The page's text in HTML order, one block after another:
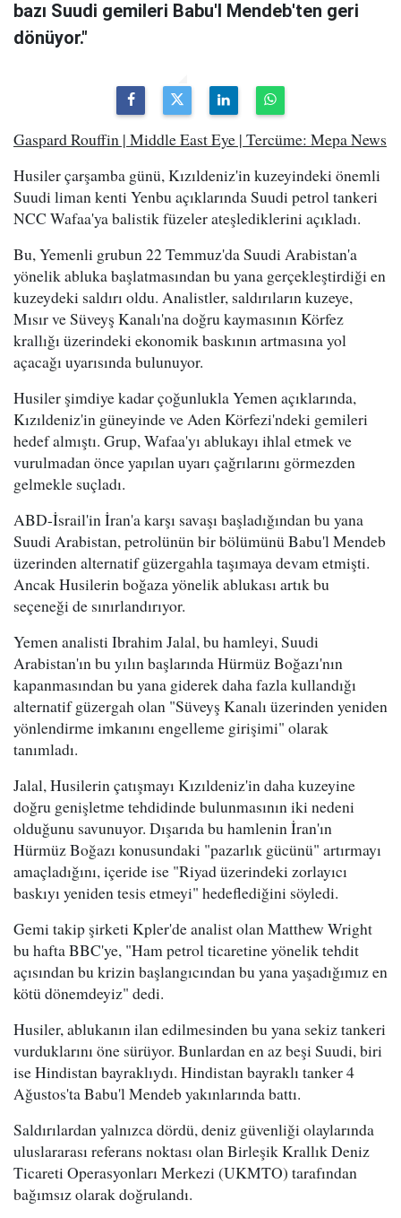
bazı Suudi gemileri Babu'l Mendeb'ten geri
dönüyor."
Gaspard Rouffin | Middle East Eye | Tercüme: Mepa News
Husiler çarşamba günü, Kızıldeniz'in kuzeyindeki önemli
Suudi liman kenti Yenbu açıklarında Suudi petrol tankeri
NCC Wafaa'ya balistik füzeler ateşlediklerini açıkladı.
Bu, Yemenli grubun 22 Temmuz'da Suudi Arabistan'a
yönelik abluka başlatmasından bu yana gerçekleştirdiği en
kuzeydeki saldırı oldu. Analistler, saldırıların kuzeye,
Mısır ve Süveyş Kanalı'na doğru kaymasının Körfez
krallığı üzerindeki ekonomik baskının artmasına yol
açacağı uyarısında bulunuyor.
Husiler şimdiye kadar çoğunlukla Yemen açıklarında,
Kızıldeniz'in güneyinde ve Aden Körfezi'ndeki gemileri
hedef almıştı. Grup, Wafaa'yı ablukayı ihlal etmek ve
vurulmadan önce yapılan uyarı çağrılarını görmezden
gelmekle suçladı.
ABD-İsrail'in İran'a karşı savaşı başladığından bu yana
Suudi Arabistan, petrolünün bir bölümünü Babu'l Mendeb
üzerinden alternatif güzergahla taşımaya devam etmişti.
Ancak Husilerin boğaza yönelik ablukası artık bu
seçeneği de sınırlandırıyor.
Yemen analisti Ibrahim Jalal, bu hamleyi, Suudi
Arabistan'ın bu yılın başlarında Hürmüz Boğazı'nın
kapanmasından bu yana giderek daha fazla kullandığı
alternatif güzergah olan "Süveyş Kanalı üzerinden yeniden
yönlendirme imkanını engelleme girişimi" olarak
tanımladı.
Jalal, Husilerin çatışmayı Kızıldeniz'in daha kuzeyine
doğru genişletme tehdidinde bulunmasının iki nedeni
olduğunu savunuyor. Dışarıda bu hamlenin İran'ın
Hürmüz Boğazı konusundaki "pazarlık gücünü" artırmayı
amaçladığını, içeride ise "Riyad üzerindeki zorlayıcı
baskıyı yeniden tesis etmeyi" hedeflediğini söyledi.
Gemi takip şirketi Kpler'de analist olan Matthew Wright
bu hafta BBC'ye, "Ham petrol ticaretine yönelik tehdit
açısından bu krizin başlangıcından bu yana yaşadığımız en
kötü dönemdeyiz" dedi.
Husiler, ablukanın ilan edilmesinden bu yana sekiz tankeri
vurduklarını öne sürüyor. Bunlardan en az beşi Suudi, biri
ise Hindistan bayraklıydı. Hindistan bayraklı tanker 4
Ağustos'ta Babu'l Mendeb yakınlarında battı.
Saldırılardan yalnızca dördü, deniz güvenliği olaylarında
uluslararası referans noktası olan Birleşik Krallık Deniz
Ticareti Operasyonları Merkezi (UKMTO) tarafından
bağımsız olarak doğrulandı.